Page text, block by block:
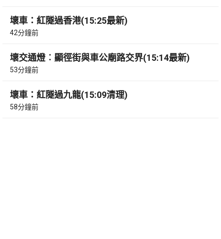
壞車：紅隧過香港(15:25最新)
42分鐘前
壞交通燈︰顯徑街與車公廟路交界(15:14最新)
53分鐘前
壞車：紅隧過九龍(15:09清理)
58分鐘前